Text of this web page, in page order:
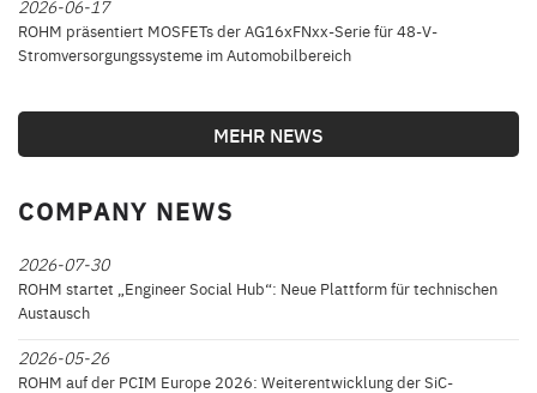
2026-06-17
ROHM präsentiert MOSFETs der AG16xFNxx-Serie für 48-V-
Stromversorgungssysteme im Automobilbereich
MEHR NEWS
COMPANY NEWS
2026-07-30
ROHM startet „Engineer Social Hub“: Neue Plattform für technischen
Austausch
2026-05-26
ROHM auf der PCIM Europe 2026: Weiterentwicklung der SiC-